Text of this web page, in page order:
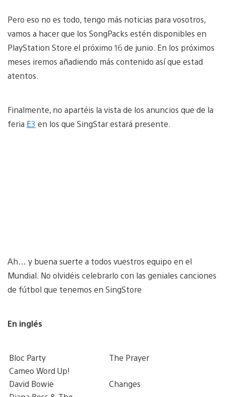
Pero eso no es todo, tengo más noticias para vosotros,
vamos a hacer que los SongPacks estén disponibles en
PlayStation Store el próximo 16 de junio. En los próximos
meses iremos añadiendo más contenido así que estad
atentos.
Finalmente, no apartéis la vista de los anuncios que de la
feria E3 en los que SingStar estará presente.
Ah… y buena suerte a todos vuestros equipo en el
Mundial. No olvidéis celebrarlo con las geniales canciones
de fútbol que tenemos en SingStore
En inglés
Bloc Party
The Prayer
Cameo Word Up!
David Bowie
Changes